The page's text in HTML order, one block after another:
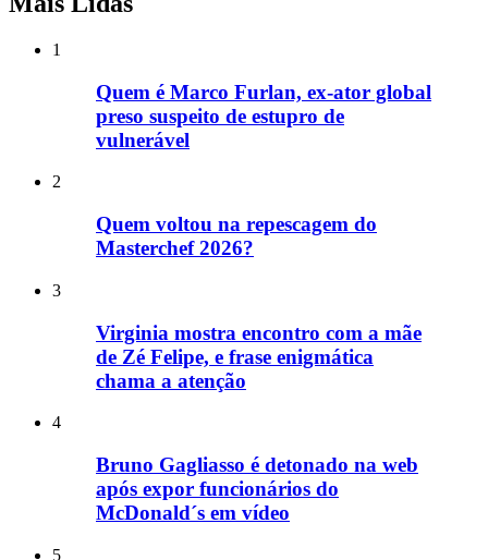
1
Quem é Marco Furlan, ex-ator global
preso suspeito de estupro de
vulnerável
2
Quem voltou na repescagem do
Masterchef 2026?
3
Virginia mostra encontro com a mãe
de Zé Felipe, e frase enigmática
chama a atenção
4
Bruno Gagliasso é detonado na web
após expor funcionários do
McDonald´s em vídeo
5